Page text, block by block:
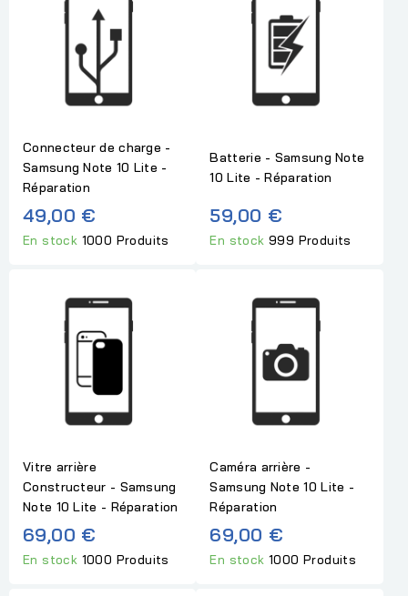
Connecteur de charge -
Samsung Note 10 Lite -
Réparation
49,00 €
En stock 1000 Produits
Batterie - Samsung Note
10 Lite - Réparation
59,00 €
En stock999 Produits
Vitre arrière
Constructeur - Samsung
Note 10 Lite - Réparation
69,00 €
En stock 1000 Produits
Caméra arrière -
Samsung Note 10 Lite -
Réparation
69,00 €
En stock1000 Produits